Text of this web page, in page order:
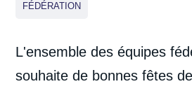
FÉDÉRATION
L'ensemble des équipes
souhaite de bonnes fêtes